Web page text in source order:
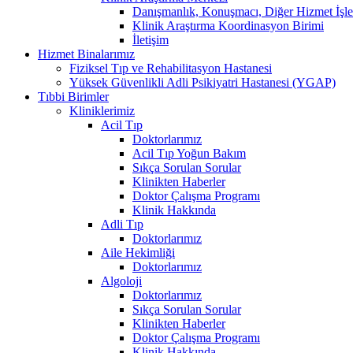
Danışmanlık, Konuşmacı, Diğer Hizmet
Klinik Araştırma Koordinasyon Birimi
İletişim
Hizmet Binalarımız
Fiziksel Tıp ve Rehabilitasyon Hastanesi
Yüksek Güvenlikli Adli Psikiyatri Hastanesi (YGAP)
Tıbbi Birimler
Kliniklerimiz
Acil Tıp
Doktorlarımız
Acil Tıp Yoğun Bakım
Sıkça Sorulan Sorular
Klinikten Haberler
Doktor Çalışma Programı
Klinik Hakkında
Adli Tıp
Doktorlarımız
Aile Hekimliği
Doktorlarımız
Algoloji
Doktorlarımız
Sıkça Sorulan Sorular
Klinikten Haberler
Doktor Çalışma Programı